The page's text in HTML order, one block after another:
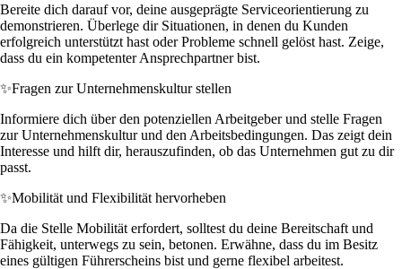
Bereite dich darauf vor, deine ausgeprägte Serviceorientierung zu
demonstrieren. Überlege dir Situationen, in denen du Kunden
erfolgreich unterstützt hast oder Probleme schnell gelöst hast. Zeige,
dass du ein kompetenter Ansprechpartner bist.
✨Fragen zur Unternehmenskultur stellen
Informiere dich über den potenziellen Arbeitgeber und stelle Fragen
zur Unternehmenskultur und den Arbeitsbedingungen. Das zeigt dein
Interesse und hilft dir, herauszufinden, ob das Unternehmen gut zu dir
passt.
✨Mobilität und Flexibilität hervorheben
Da die Stelle Mobilität erfordert, solltest du deine Bereitschaft und
Fähigkeit, unterwegs zu sein, betonen. Erwähne, dass du im Besitz
eines gültigen Führerscheins bist und gerne flexibel arbeitest.